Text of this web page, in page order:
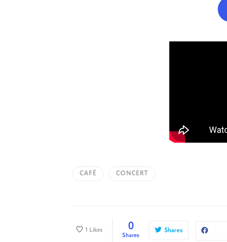
CAFÉ CONCERT
1 Likes 0
Shares
Shares